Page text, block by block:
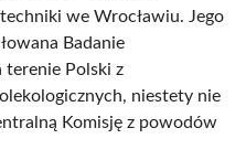
we Wrocławiu. Jego
Badanie
terenie Polski z
niestety nie
Komisję z powodów